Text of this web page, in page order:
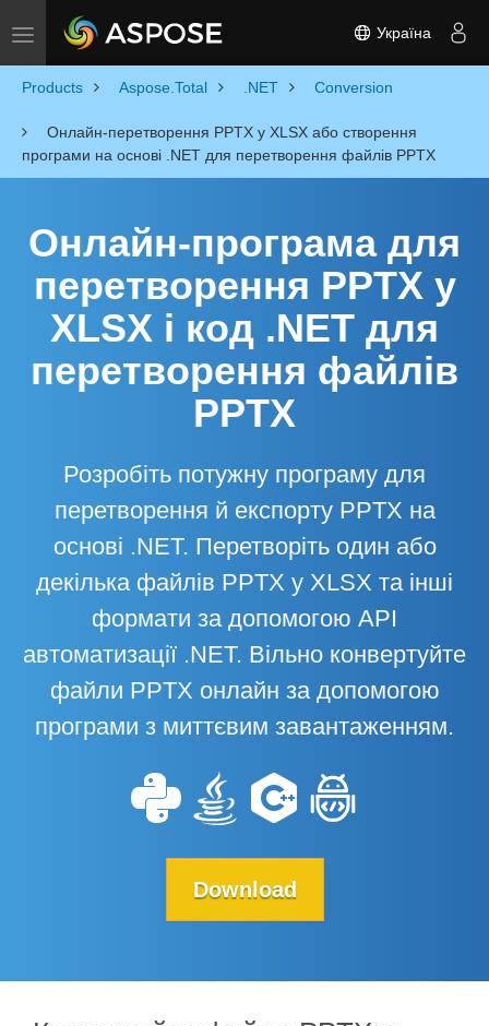
Toggle navigation Україна
Products Aspose.Total .NET Conversion
Онлайн-перетворення PPTX у XLSX або створення
програми на основі .NET для перетворення файлів PPTX
Онлайн-програма для
перетворення PPTX у
XLSX і код .NET для
перетворення файлів
PPTX
Розробіть потужну програму для
перетворення й експорту PPTX на
основі .NET. Перетворіть один або
декілька файлів PPTX у XLSX та інші
формати за допомогою API
автоматизації .NET. Вільно конвертуйте
файли PPTX онлайн за допомогою
програми з миттєвим завантаженням.
Download